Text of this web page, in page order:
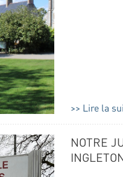
Lire la
NOTRE